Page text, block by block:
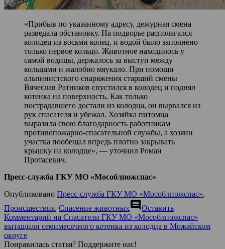
«Прибыв по указанному адресу, дежурная смена
разведала обстановку. На подворье располагался
колодец из восьми колец, и водой было заполнено
только первое кольцо. Животное находилось у
самой водицы, держалось за выступ между
кольцами и жалобно мяукало. При помощи
альпинистского снаряжения старший смены
Вячеслав Ратников спустился в колодец и поднял
котенка на поверхность. Как только
пострадавшего достали из колодца, он вырвался из
рук спасателя и убежал. Хозяйка питомца
выразила свою благодарность работникам
противопожарно-спасательной службы, а хозяин
участка пообещал впредь плотно закрывать
крышку на колодце», — уточнил Роман
Протасевич.
Пресс-служба ГКУ МО «Мособлпожспас»
Опубликовано Пресс-служба ГКУ МО «Мособлпожспас»,
Происшествия, Спасение животныхcomment Оставить
Комментарий на Спасатели ГКУ МО «Мособлпожспас»
вытащили семимесячного котенка из колодца в Можайском
округе
Понравилась статья? Поддержите нас!